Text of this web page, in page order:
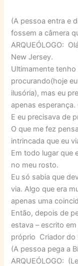
(A pessoa entra e
fossem a câmera
ARQUEÓLOGO:
New Jersey.
Ultimamente
procurando(hoje
ilusória), mas eu
apenas esperança.
E eu precisava de
O que me fez
intrincada que eu
Em todo lugar que
no meu rosto.
Eu só sabia que
via. Algo que era
apenas uma
Então, depois de
estava – escrito
próprio Criador do
(A pessoa pega a
ARQUEÓLOGO: